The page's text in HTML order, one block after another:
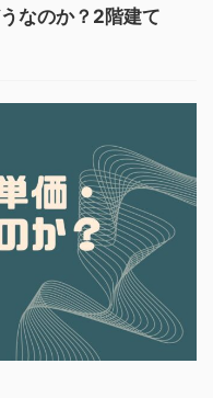
なのか？2階建て